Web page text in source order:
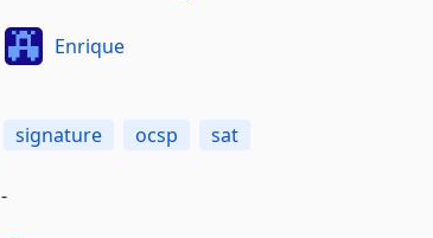
Enrique
signature ocsp sat
-